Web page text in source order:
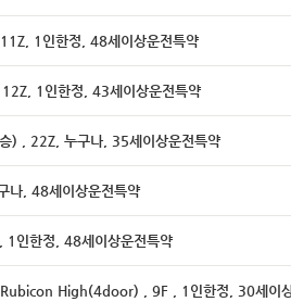
1인한정, 48세이상운전특약
1인한정, 43세이상운전특약
) , 22Z, 누구나, 35세이상운전특약
, 48세이상운전특약
인한정, 48세이상운전특약
High(4door) , 9F , 1인한정, 30세이